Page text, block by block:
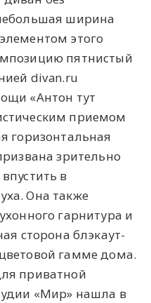
ширина
этого
пятнистый
divan.ru
«Антон тут
приемом
горизонтальная
зрительно
в
Она также
гарнитура и
сторона блэкаут-
гамме дома.
приватной
«Мир» нашла в